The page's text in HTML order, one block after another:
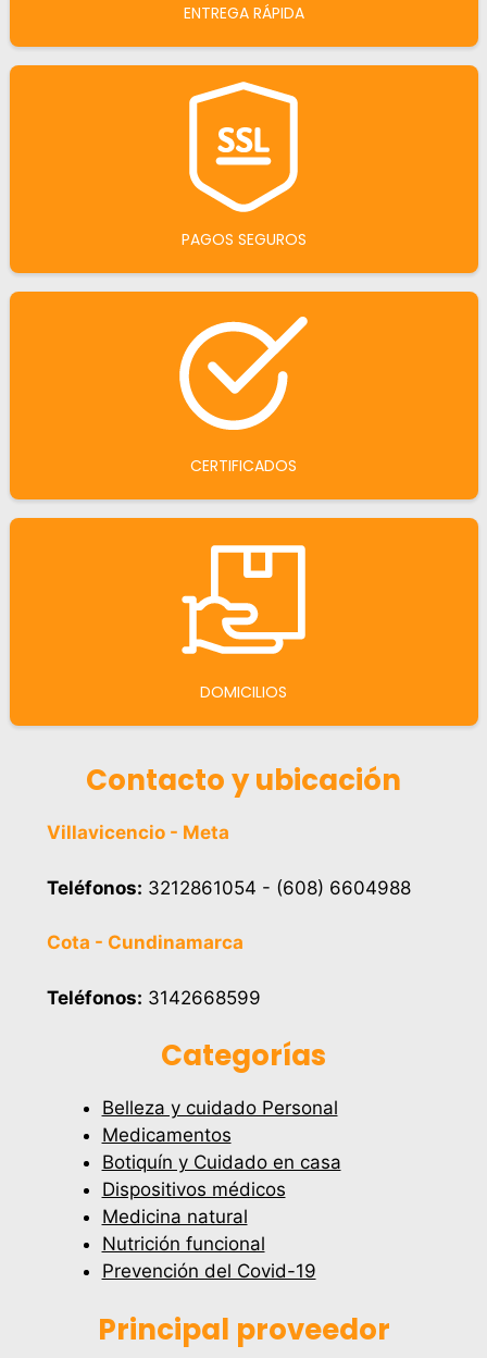
ENTREGA RÁPIDA
PAGOS SEGUROS
CERTIFICADOS
DOMICILIOS
Contacto y ubicación
Villavicencio - Meta
Teléfonos: 3212861054 - (608) 6604988
Cota - Cundinamarca
Teléfonos: 3142668599
Categorías
Belleza y cuidado Personal
Medicamentos
Botiquín y Cuidado en casa
Dispositivos médicos
Medicina natural
Nutrición funcional
Prevención del Covid-19
Principal proveedor